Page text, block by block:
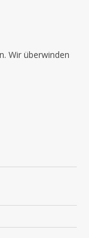
Wir überwinden